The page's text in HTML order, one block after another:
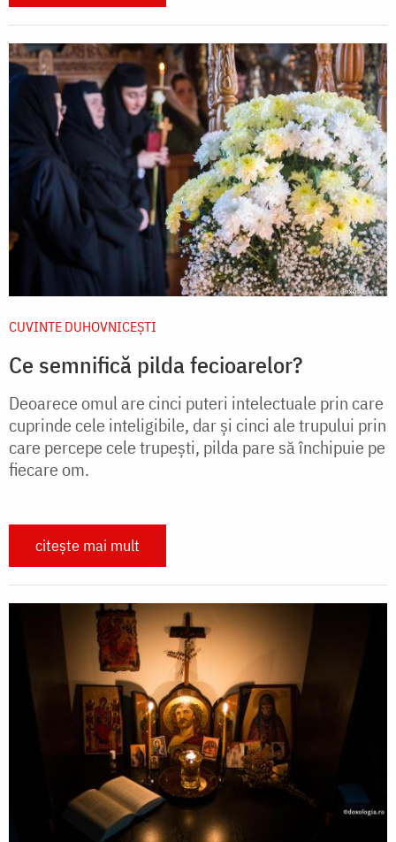
CUVINTE DUHOVNICEȘTI
Ce semnifică pilda fecioarelor?
Deoarece omul are cinci puteri intelectuale prin care
cuprinde cele inteligibile, dar și cinci ale trupului prin
care percepe cele trupești, pilda pare să închipuie pe
fiecare om.
citește mai mult